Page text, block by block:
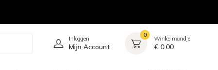
Inloggen
Mijn Account
0
Winkelmandje
€ 0,00